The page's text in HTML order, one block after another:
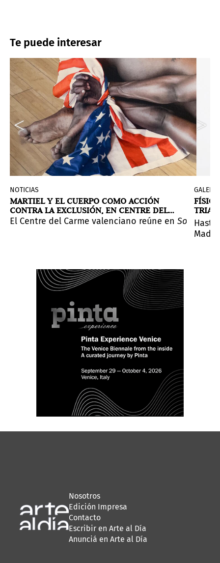
Te puede interesar
la exclusión. Ese objeto corporal o
carteles y video, cierra el ciclo Historias
(C3A), en Córdoba, acoge hasta enero Me
NOTICIAS
MARTIEL Y EL CUERPO COMO ACCIÓN
CONTRA LA EXCLUSIÓN, EN CENTRE DEL
CARME
El Centre del Carme valenciano reúne en SouthHasta
Nosotros
Edición Impresa
Contacto
Escribir en Arte al Día
Anunciá en Arte al Día